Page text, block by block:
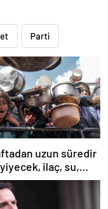
Parti
uzun süredir
yiyecek, ilaç, su,